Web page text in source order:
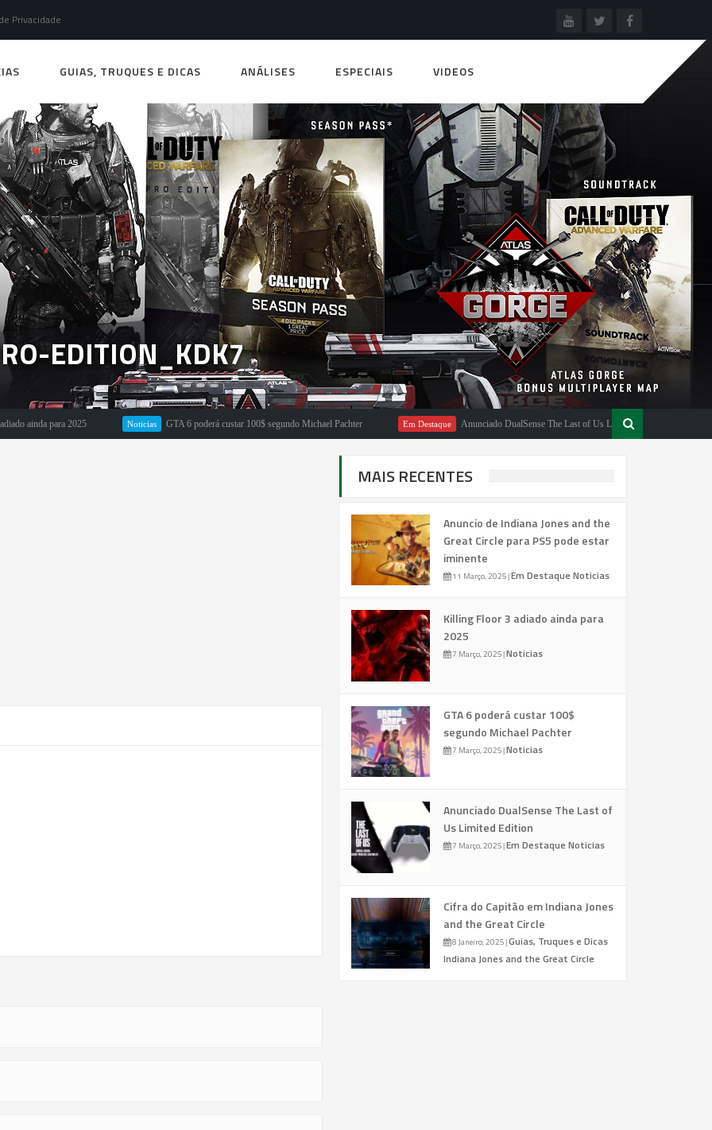
Privacidade
GUIAS, TRUQUES E DICAS ANÁLISES ESPECIAIS VIDEOS
EDITION_KDK7
para 2025 GTA 6 poderá custar 100$ segundo Michael Pachter Em Destaque Anunciado DualSense The Last of Us Limited Edition
MAIS RECENTES
Anuncio de Indiana Jones and the
Great Circle para PS5 pode estar
iminente
11 Março, 2025|Em Destaque Noticias
Killing Floor 3 adiado ainda para
2025
7 Março, 2025|Noticias
GTA 6 poderá custar 100$
segundo Michael Pachter
7 Março, 2025|Noticias
Anunciado DualSense The Last of
Us Limited Edition
7 Março, 2025|Em Destaque Noticias
Cifra do Capitão em Indiana Jones
and the Great Circle
8 Janeiro, 2025|Guias, Truques e Dicas
Indiana Jones and the Great Circle